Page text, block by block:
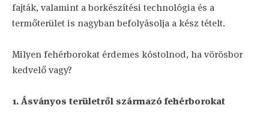
fajták, valamint a borkészítési technológia és a
termőterület is nagyban befolyásolja a kész tételt.
Milyen fehérborokat érdemes kóstolnod, ha vörösbor
kedvelő vagy?
1. Ásványos területről származó fehérborokat